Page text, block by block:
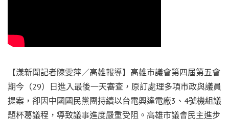
【漾新聞記者陳雯萍／高雄報導】高雄市議會第四屆第五會
期今（29）日進入最後一天審查，原訂處理多項市政與議員
提案，卻因中國國民黨團持續以台電興達電廠3、4號機組議
題杯葛議程，導致議事進度嚴重受阻。高雄市議會民主進步